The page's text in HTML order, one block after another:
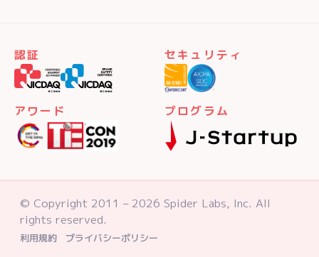
認証 セキュリティ
アワード プログラム
© Copyright 2011 – 2026 Spider Labs, Inc. All
rights reserved.
利用規約 プライバシーポリシー